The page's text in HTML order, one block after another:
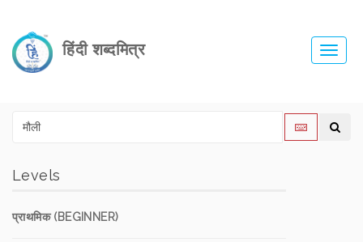
हिंदी शब्दमित्र
Levels
प्राथमिक (BEGINNER)